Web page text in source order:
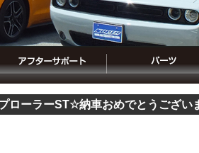
ーラーST☆納車おめでとうござい